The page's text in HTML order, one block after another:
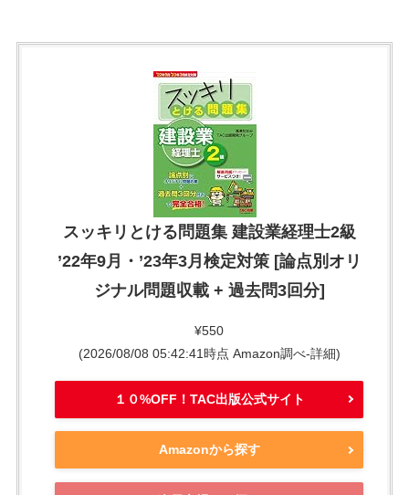
スッキリとける問題集 建設業経理士2級
’22年9月・’23年3月検定対策 [論点別オリ
ジナル問題収載 + 過去問3回分]
¥550
(2026/08/08 05:42:41時点 Amazon調べ-詳細)
１０%OFF！TAC出版公式サイト
Amazonから探す